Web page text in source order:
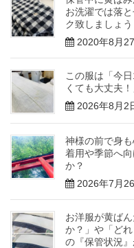
お洗濯では落
ク致しましょう
2020年8月
この服は「今
くても大丈夫
2026年8月2
神様の前で身
着用や季節へ
か？
2026年7月
お洋服が黄ば
か？」や「ど
の『保管状況